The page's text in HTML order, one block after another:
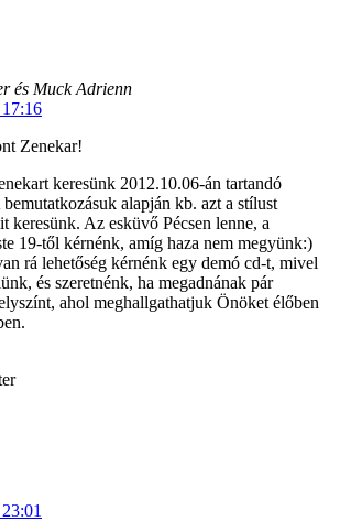
és Muck Adrienn
Zenekar!
keresünk 2012.10.06-án tartandó
alapján kb. azt a stílust
keresünk. Az esküvő Pécsen lenne, a
19-től kérnénk, amíg haza nem megyünk:)
rá lehetőség kérnénk egy demó cd-t, mivel
és szeretnénk, ha megadnának pár
ahol meghallgathatjuk Önöket élőben